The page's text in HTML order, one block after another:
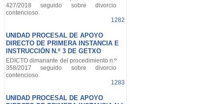
427/2018 seguido sobre divorcio
contencioso.
1282
UNIDAD PROCESAL DE APOYO
DIRECTO DE PRIMERA INSTANCIA E
INSTRUCCIÓN N.º 3 DE GETXO
EDICTO dimanante del procedimiento n.º
358/2017 seguido sobre divorcio
contencioso.
1283
UNIDAD PROCESAL DE APOYO